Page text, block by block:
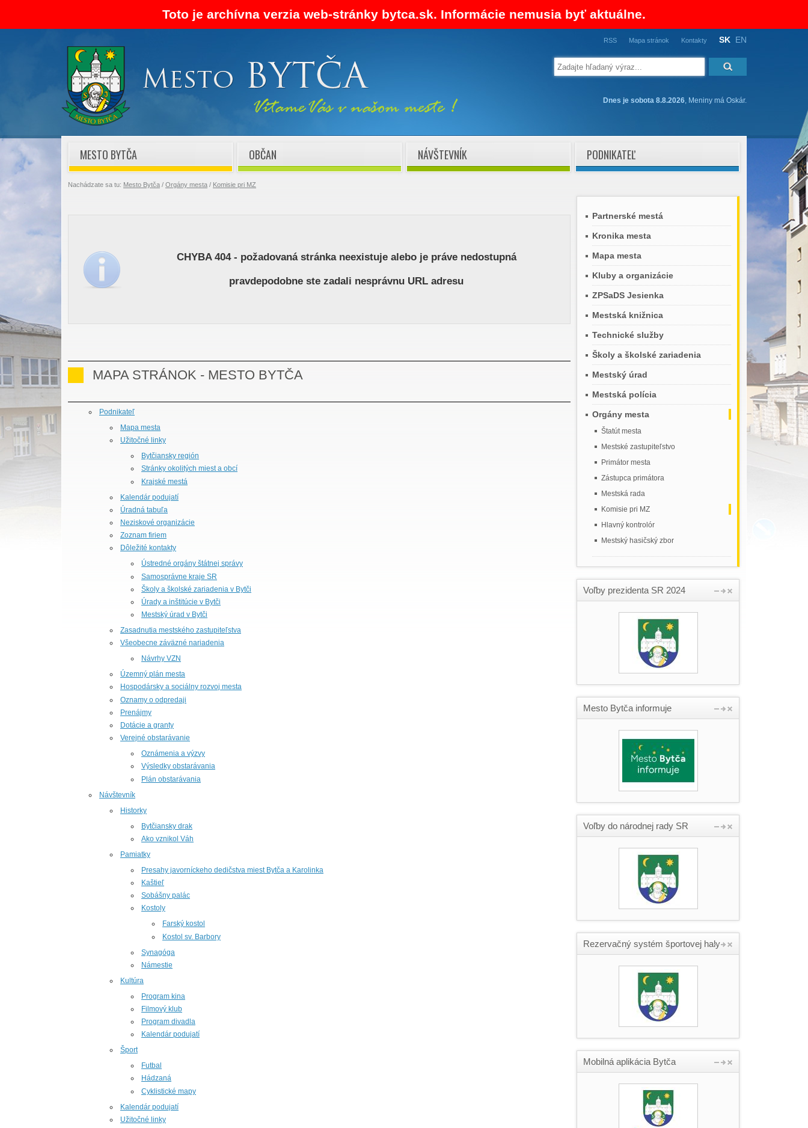
Toto je archívna verzia web-stránky bytca.sk. Informácie nemusia byť aktuálne.
RSS Mapa stránok Kontakty SK EN
Dnes je sobota 8.8.2026, Meniny má Oskár.
MESTO BYTČA OBČAN NÁVŠTEVNÍK PODNIKATEĽ
Nachádzate sa tu: Mesto Bytča / Orgány mesta / Komisie pri MZ
CHYBA 404 - požadovaná stránka neexistuje alebo je práve nedostupná
pravdepodobne ste zadali nesprávnu URL adresu
MAPA STRÁNOK - MESTO BYTČA
Podnikateľ
Mapa mesta
Užitočné linky
Bytčiansky región
Stránky okolitých miest a obcí
Krajské mestá
Kalendár podujatí
Úradná tabuľa
Neziskové organizácie
Zoznam firiem
Dôležité kontakty
Ústredné orgány štátnej správy
Samosprávne kraje SR
Školy a školské zariadenia v Bytči
Úrady a inštitúcie v Bytči
Mestský úrad v Bytči
Zasadnutia mestského zastupiteľstva
Všeobecne záväzné nariadenia
Návrhy VZN
Územný plán mesta
Hospodársky a sociálny rozvoj mesta
Oznamy o odpredaji
Prenájmy
Dotácie a granty
Verejné obstarávanie
Oznámenia a výzvy
Výsledky obstarávania
Plán obstarávania
Návštevník
Historky
Bytčiansky drak
Ako vznikol Váh
Pamiatky
Presahy javorníckeho dedičstva miest Bytča a Karolinka
Kaštieľ
Sobášny palác
Kostoly
Farský kostol
Kostol sv. Barbory
Synagóga
Námestie
Kultúra
Program kina
Filmový klub
Program divadla
Kalendár podujatí
Šport
Futbal
Hádzaná
Cyklistické mapy
Kalendár podujatí
Užitočné linky
Partnerské mestá
Kronika mesta
Mapa mesta
Kluby a organizácie
ZPSaDS Jesienka
Mestská knižnica
Technické služby
Školy a školské zariadenia
Mestský úrad
Mestská polícia
Orgány mesta
Štatút mesta
Mestské zastupiteľstvo
Primátor mesta
Zástupca primátora
Mestská rada
Komisie pri MZ
Hlavný kontrolór
Mestský hasičský zbor
Voľby prezidenta SR 2024
Mesto Bytča informuje
Voľby do národnej rady SR
Rezervačný systém športovej haly
Mobilná aplikácia Bytča